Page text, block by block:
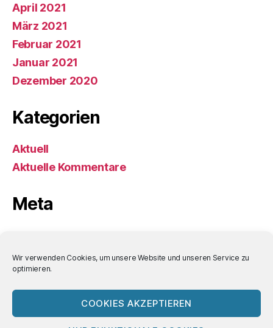
Wir verwenden Cookies, um unsere Website und unseren Service zu
optimieren.
COOKIES AKZEPTIEREN
April 2021
März 2021
Februar 2021
Januar 2021
Dezember 2020
Kategorien
Aktuell
Aktuelle Kommentare
Meta
Eintrags-Feed
Kommentar-Feed
WordPress.org